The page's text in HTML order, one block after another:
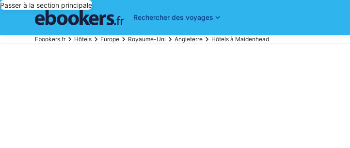
Passer à la section principale
Rechercher des voyages
Ebookers.fr Hôtels Europe Royaume-Uni Angleterre Hôtels à Maidenhead